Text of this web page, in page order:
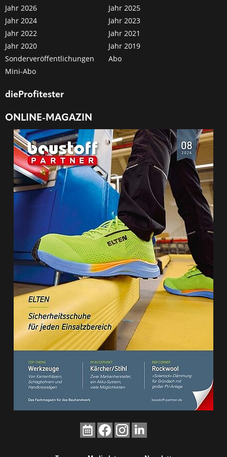
Jahr 2026
Jahr 2025
Jahr 2024
Jahr 2023
Jahr 2022
Jahr 2021
Jahr 2020
Jahr 2019
Sonderveröffentlichungen
Abo
Mini-Abo
dieProfitester
ONLINE-MAGAZIN